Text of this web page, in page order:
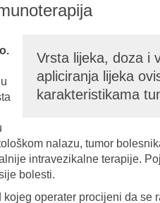
Vrsta lijeka, doza i
apliciranja lijeka
karakteristikama
nalazu, tumor
intravezikalne terapije.
bolesti.
operater procijeni da se